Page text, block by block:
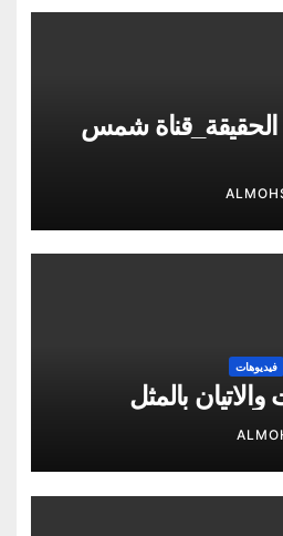
الحقيقة_قناة شمس
فيديوهات
والاتيان بالمثل